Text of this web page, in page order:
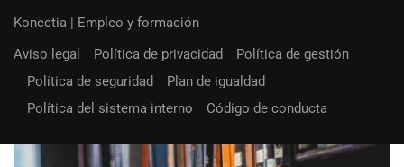
Konectia | Empleo y formación
Aviso legal
Política de privacidad
Política de gestión
Política de seguridad
Plan de igualdad
Política del sistema interno
Código de conducta